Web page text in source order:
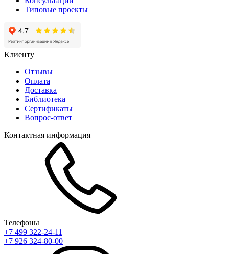
Типовые проекты
Клиенту
Отзывы
Оплата
Доставка
Библиотека
Сертификаты
Вопрос-ответ
Контактная информация
Телефоны
+7 499 322-24-11
+7 926 324-80-00